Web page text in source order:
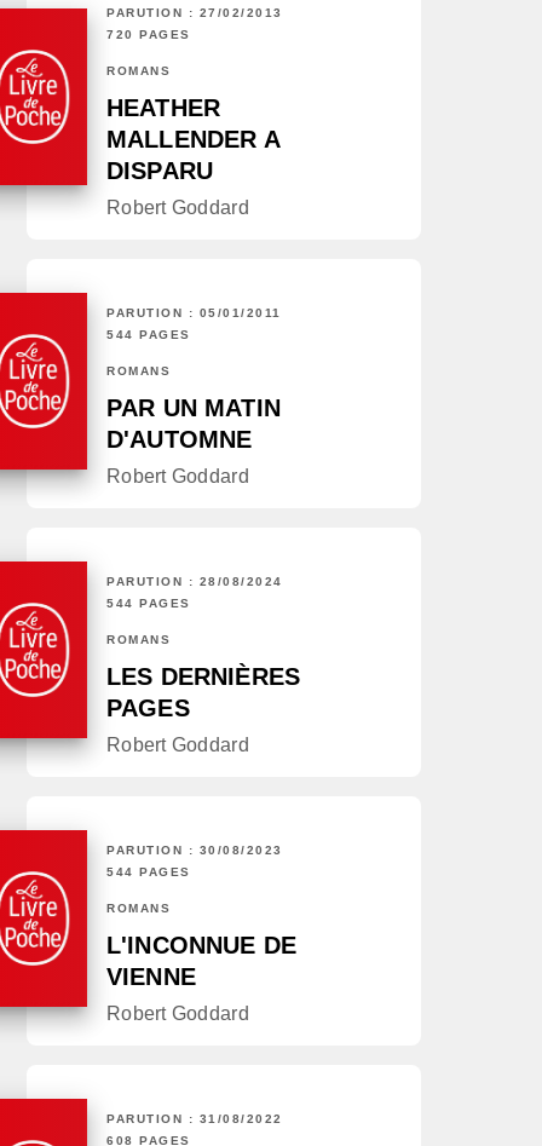
PARUTION : 27/02/2013
720 PAGES
ROMANS
HEATHER
MALLENDER A
DISPARU
Robert Goddard
PARUTION : 05/01/2011
544 PAGES
ROMANS
PAR UN MATIN
D'AUTOMNE
Robert Goddard
PARUTION : 28/08/2024
544 PAGES
ROMANS
LES DERNIÈRES
PAGES
Robert Goddard
PARUTION : 30/08/2023
544 PAGES
ROMANS
L'INCONNUE DE
VIENNE
Robert Goddard
PARUTION : 31/08/2022
608 PAGES